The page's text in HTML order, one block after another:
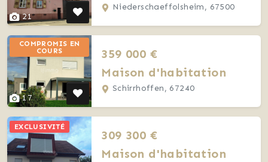
21
Niederschaeffolsheim, 67500
17
COMPROMIS EN
COURS
359 000 €
Maison d'habitation
Schirrhoffen, 67240
EXCLUSIVITÉ
309 300 €
Maison d'habitation